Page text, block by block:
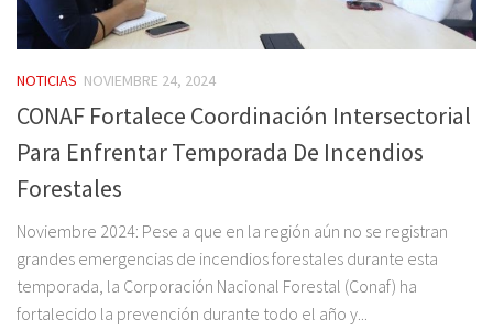
NOTICIAS NOVIEMBRE 24, 2024
CONAF Fortalece Coordinación Intersectorial
Para Enfrentar Temporada De Incendios
Forestales
Noviembre 2024: Pese a que en la región aún no se registran
grandes emergencias de incendios forestales durante esta
temporada, la Corporación Nacional Forestal (Conaf) ha
fortalecido la prevención durante todo el año y...